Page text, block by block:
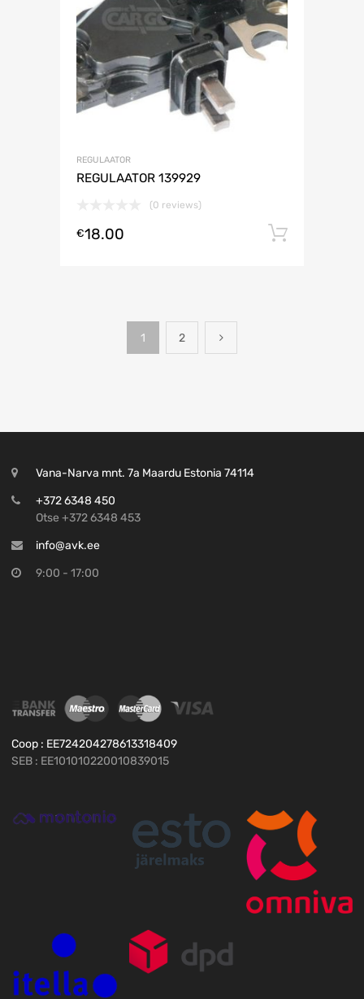
REGULAATOR
REGULAATOR 139929
(0 reviews)
€18.00
1 2
Vana-Narva mnt. 7a Maardu Estonia 74114
+372 6348 450
Otse +372 6348 453
info@avk.ee
9:00 - 17:00
Coop : EE724204278613318409
SEB : EE101010220010839015